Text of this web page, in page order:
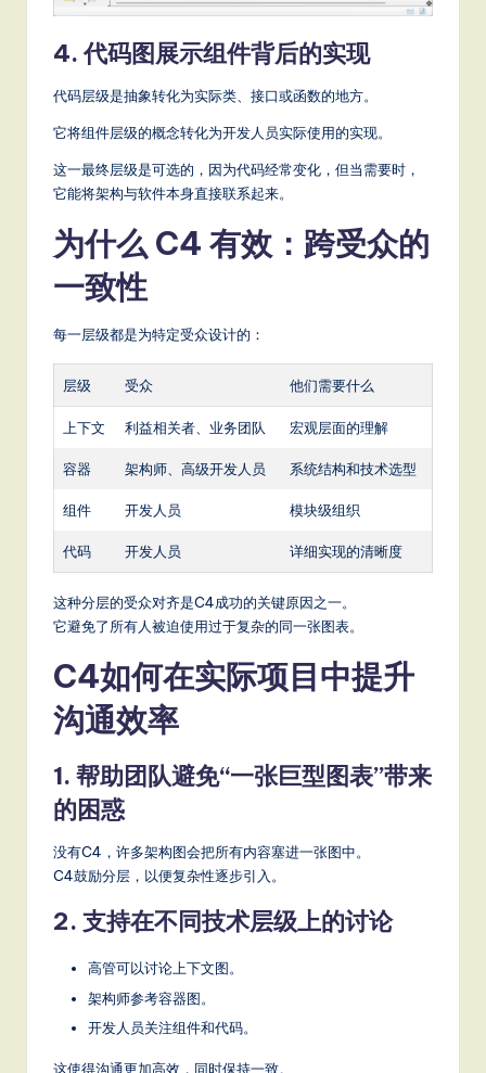
4. 代码图展示组件背后的实现
代码层级是抽象转化为实际类、接口或函数的地方。
它将组件层级的概念转化为开发人员实际使用的实现。
这一最终层级是可选的，因为代码经常变化，但当需要时，
它能将架构与软件本身直接联系起来。
为什么 C4 有效：跨受众的
一致性
每一层级都是为特定受众设计的：
层级 受众 他们需要什么
上下文 利益相关者、业务团队 宏观层面的理解
容器 架构师、高级开发人员 系统结构和技术选型
组件 开发人员 模块级组织
代码 开发人员 详细实现的清晰度
这种分层的受众对齐是C4成功的关键原因之一。
它避免了所有人被迫使用过于复杂的同一张图表。
C4如何在实际项目中提升
沟通效率
1. 帮助团队避免“一张巨型图表”带来
的困惑
没有C4，许多架构图会把所有内容塞进一张图中。
C4鼓励分层，以便复杂性逐步引入。
2. 支持在不同技术层级上的讨论
高管可以讨论上下文图。
架构师参考容器图。
开发人员关注组件和代码。
这使得沟通更加高效，同时保持一致。